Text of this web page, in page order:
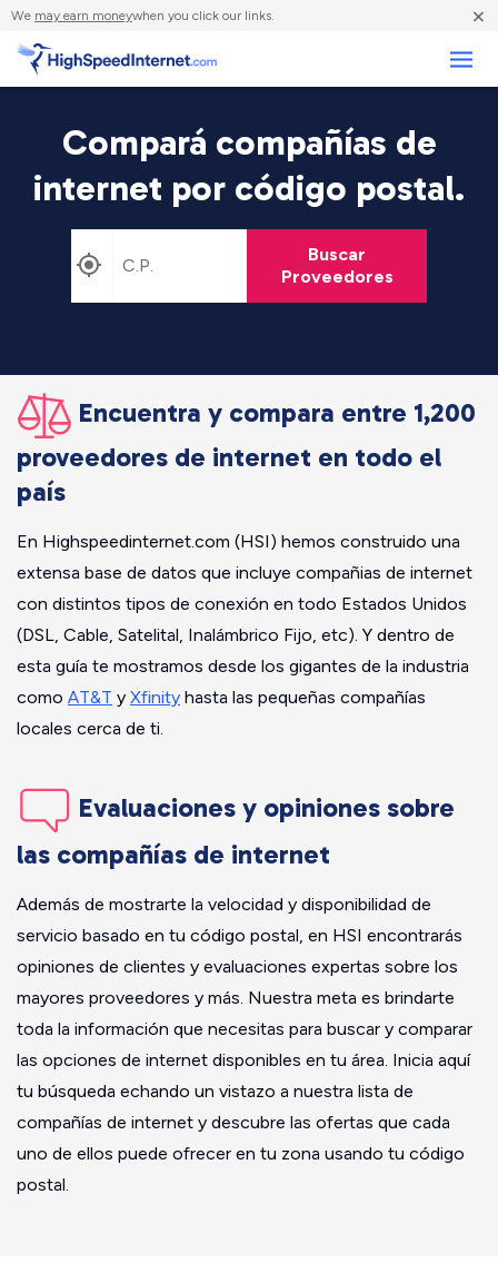
We may earn moneywhen you click our links. ×
Compará compañías de
internet por código postal.
Buscar
Proveedores
Encuentra y compara entre 1,200
proveedores de internet en todo el
país
En Highspeedinternet.com (HSI) hemos construido una
extensa base de datos que incluye compañias de internet
con distintos tipos de conexión en todo Estados Unidos
(DSL, Cable, Satelital, Inalámbrico Fijo, etc). Y dentro de
esta guía te mostramos desde los gigantes de la industria
como AT&T y Xfinity hasta las pequeñas compañías
locales cerca de ti.
Evaluaciones y opiniones sobre
las compañías de internet
Además de mostrarte la velocidad y disponibilidad de
servicio basado en tu código postal, en HSI encontrarás
opiniones de clientes y evaluaciones expertas sobre los
mayores proveedores y más. Nuestra meta es brindarte
toda la información que necesitas para buscar y comparar
las opciones de internet disponibles en tu área. Inicia aquí
tu búsqueda echando un vistazo a nuestra lista de
compañías de internet y descubre las ofertas que cada
uno de ellos puede ofrecer en tu zona usando tu código
postal.